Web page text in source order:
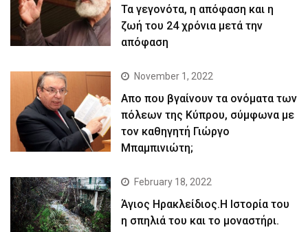
Τα γεγονότα, η απόφαση και η
ζωή του 24 χρόνια μετά την
απόφαση
November 1, 2022
Απο που βγαίνουν τα ονόματα των
πόλεων της Κύπρου, σύμφωνα με
τον καθηγητή Γιώργο
Μπαμπινιώτη;
February 18, 2022
Άγιος Ηρακλείδιος.Η Ιστορία του
η σπηλιά του και το μοναστήρι.